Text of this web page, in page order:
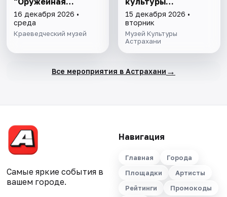
комната"
16 декабря 2026 •
среда
Краеведческий музей
Астрахани
15 декабря 2026 •
вторник
Музей Культуры
Астрахани
Все мероприятия в Астрахани →
Самые яркие события в
вашем городе.
Навигация
Главная
Города
Площадки
Артисты
Рейтинги
Промокоды